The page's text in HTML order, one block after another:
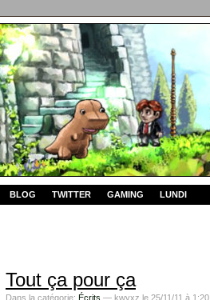
BLOG TWITTER GAMING LUNDI
Tout ça pour ça
Dans la catégorie: Écrits — kwyxz le 25/11/11 à 1:20